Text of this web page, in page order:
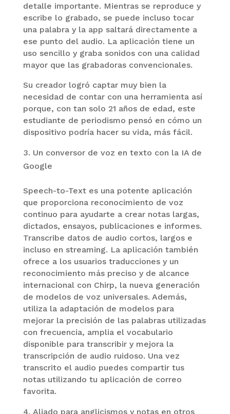
detalle importante. Mientras se reproduce y
escribe lo grabado, se puede incluso tocar
una palabra y la app saltará directamente a
ese punto del audio. La aplicación tiene un
uso sencillo y graba sonidos con una calidad
mayor que las grabadoras convencionales.
Su creador logró captar muy bien la
necesidad de contar con una herramienta así
porque, con tan solo 21 años de edad, este
estudiante de periodismo pensó en cómo un
dispositivo podría hacer su vida, más fácil.
Un conversor de voz en texto con la IA de
Google
Speech-to-Text es una potente aplicación
que proporciona reconocimiento de voz
continuo para ayudarte a crear notas largas,
dictados, ensayos, publicaciones e informes.
Transcribe datos de audio cortos, largos e
incluso en streaming. La aplicación también
ofrece a los usuarios traducciones y un
reconocimiento más preciso y de alcance
internacional con Chirp, la nueva generación
de modelos de voz universales. Además,
utiliza la adaptación de modelos para
mejorar la precisión de las palabras utilizadas
con frecuencia, amplia el vocabulario
disponible para transcribir y mejora la
transcripción de audio ruidoso. Una vez
transcrito el audio puedes compartir tus
notas utilizando tu aplicación de correo
favorita.
Aliado para anglicismos y notas en otros